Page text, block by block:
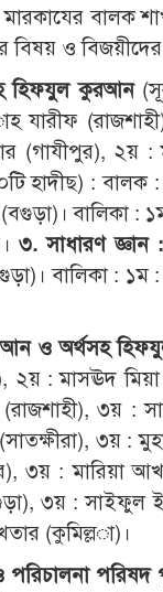
বালক
বিষয় ও
হিফযুল কুরআন
(গাযীপুর), ২য় :
হাদীছ) :
বালিকা :
৩. সাধারণ
বালিকা :
ও অর্থসহ
২য় : মাসঊদ
৩য় :
৩য় :
৩য় : মারিয়া
৩য় : সাইফুল
(কুমিল্ল­া)।
ও পরিচালনা